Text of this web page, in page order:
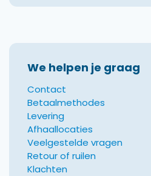
We helpen je graag
Contact
Betaalmethodes
Levering
Afhaallocaties
Veelgestelde vragen
Retour of ruilen
Klachten